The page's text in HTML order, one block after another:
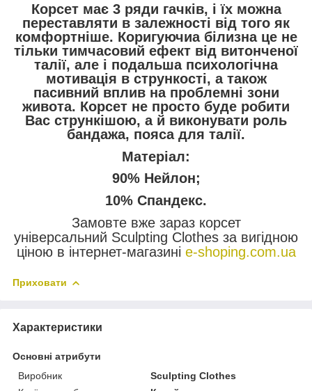
Корсет має 3 ряди гачків, і їх можна
переставляти в залежності від того як
комфортніше. Коригуючиа білизна це не
тільки тимчасовий ефект від витонченої
талії, але і подальша психологічна
мотивація в стрункості, а також
пасивний вплив на проблемні зони
живота. Корсет не просто буде робити
Вас стрункішою, а й виконувати роль
бандажа, пояса для талії.
Матеріал:
90% Нейлон;
10% Спандекс.
Замовте вже зараз корсет
універсальний Sculpting Clothes за вигідною
ціною в інтернет-магазині e-shoping.com.ua
Приховати
Характеристики
Основні атрибути
Виробник
Sculpting Clothes